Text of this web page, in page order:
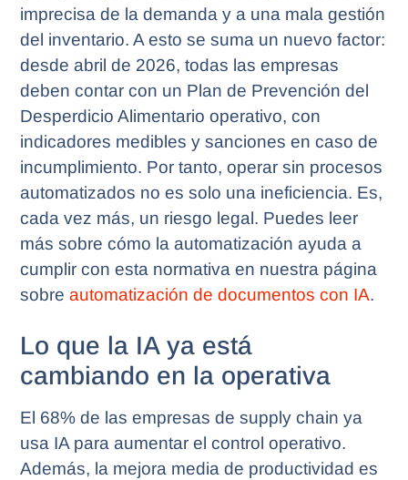
imprecisa de la demanda y a una mala gestión
del inventario. A esto se suma un nuevo factor:
desde abril de 2026, todas las empresas
deben contar con un Plan de Prevención del
Desperdicio Alimentario operativo, con
indicadores medibles y sanciones en caso de
incumplimiento. Por tanto, operar sin procesos
automatizados no es solo una ineficiencia. Es,
cada vez más, un riesgo legal. Puedes leer
más sobre cómo la automatización ayuda a
cumplir con esta normativa en nuestra página
sobreautomatización de documentos con IA.
Lo que la IA ya está
cambiando en la operativa
El 68% de las empresas de supply chain ya
usa IA para aumentar el control operativo.
Además, la mejora media de productividad es